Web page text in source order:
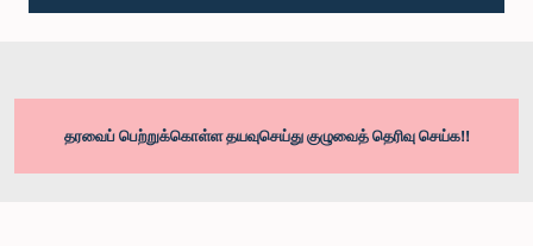
தரவைப் பெற்றுக்கொள்ள தயவுசெய்து குழுவைத் தெரிவு செய்க!!